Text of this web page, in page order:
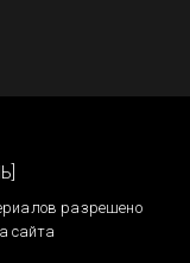
разрешено
сайта